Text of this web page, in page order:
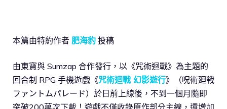
本篇由特約作者 肥海豹 投稿
由東寶與 Sumzap 合作發行，以《咒術迴戰》為主題的
回合制 RPG 手機遊戲《咒術迴戰 幻影遊行》（呪術廻戦
ファントムパレード）於日前上線後，不到一個月隨即
突破200萬次下載！遊戲不僅收錄原作部分主線，還增加